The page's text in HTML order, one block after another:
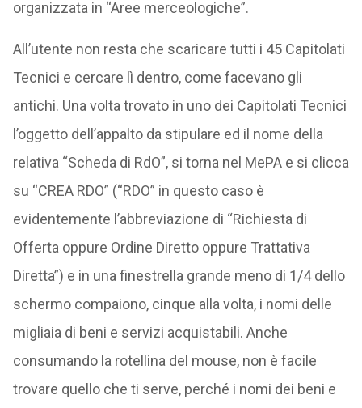
organizzata in “Aree merceologiche”.
All’utente non resta che scaricare tutti i 45 Capitolati
Tecnici e cercare lì dentro, come facevano gli
antichi. Una volta trovato in uno dei Capitolati Tecnici
l’oggetto dell’appalto da stipulare ed il nome della
relativa “Scheda di RdO”, si torna nel MePA e si clicca
su “CREA RDO” (“RDO” in questo caso è
evidentemente l’abbreviazione di “Richiesta di
Offerta oppure Ordine Diretto oppure Trattativa
Diretta”) e in una finestrella grande meno di 1/4 dello
schermo compaiono, cinque alla volta, i nomi delle
migliaia di beni e servizi acquistabili. Anche
consumando la rotellina del mouse, non è facile
trovare quello che ti serve, perché i nomi dei beni e